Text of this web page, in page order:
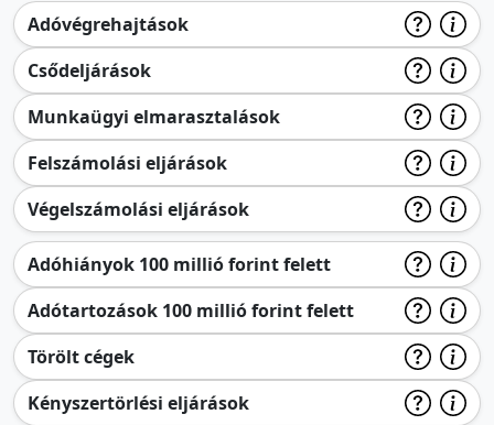
Adóvégrehajtások
Csődeljárások
Munkaügyi elmarasztalások
Felszámolási eljárások
Végelszámolási eljárások
Adóhiányok 100 millió forint felett
Adótartozások 100 millió forint felett
Törölt cégek
Kényszertörlési eljárások